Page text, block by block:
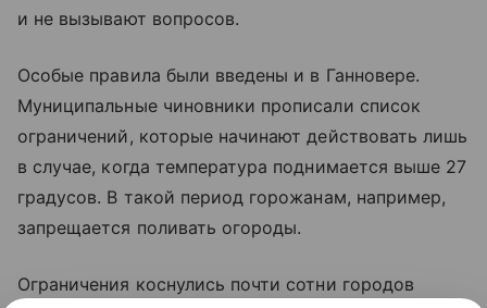
и не вызывают вопросов.
Особые правила были введены и в Ганновере.
Муниципальные чиновники прописали список
ограничений, которые начинают действовать лишь
в случае, когда температура поднимается выше 27
градусов. В такой период горожанам, например,
запрещается поливать огороды.
Ограничения коснулись почти сотни городов